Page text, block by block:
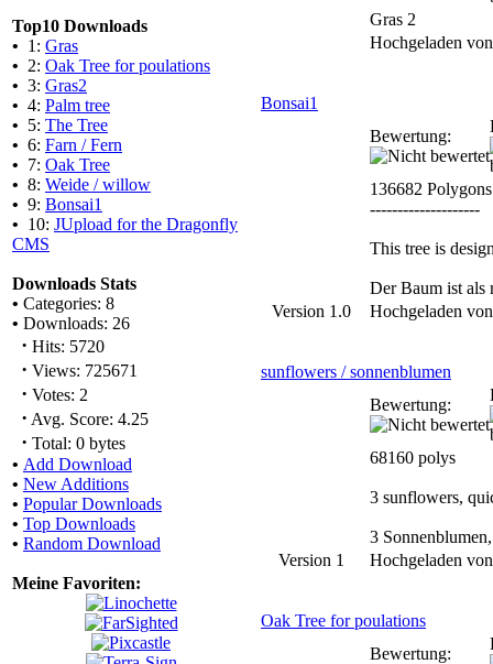
Top10 Downloads
• 1: Gras
• 2: Oak Tree for poulations
• 3: Gras2
• 4: Palm tree
• 5: The Tree
• 6: Farn / Fern
• 7: Oak Tree
• 8: Weide / willow
• 9: Bonsai1
• 10: JUpload for the Dragonfly
CMS
Downloads Stats
• Categories: 8
• Downloads: 26
· Hits: 5720
· Views: 725671
· Votes: 2
· Avg. Score: 4.25
· Total: 0 bytes
• Add Download
• New Additions
• Popular Downloads
• Top Downloads
• Random Download
Meine Favoriten:
Gras 2
Hochgeladen
Bonsai1
Bewertung:
136682 Polygons
--------------------
This tree is
Der Baum ist als
Version 1.0
Hochgeladen
sunflowers / sonnenblumen
Bewertung:
68160 polys
3 sunflowers,
3
Version 1
Hochgeladen
Oak Tree for poulations
Bewertung: